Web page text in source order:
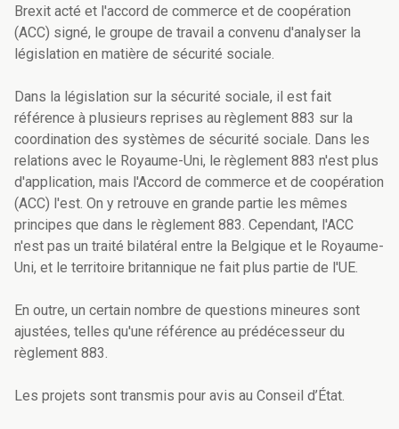
Brexit acté et l'accord de commerce et de coopération
(ACC) signé, le groupe de travail a convenu d'analyser la
législation en matière de sécurité sociale.
Dans la législation sur la sécurité sociale, il est fait
référence à plusieurs reprises au règlement 883 sur la
coordination des systèmes de sécurité sociale. Dans les
relations avec le Royaume-Uni, le règlement 883 n'est plus
d'application, mais l'Accord de commerce et de coopération
(ACC) l'est. On y retrouve en grande partie les mêmes
principes que dans le règlement 883. Cependant, l'ACC
n'est pas un traité bilatéral entre la Belgique et le Royaume-
Uni, et le territoire britannique ne fait plus partie de l'UE.
En outre, un certain nombre de questions mineures sont
ajustées, telles qu'une référence au prédécesseur du
règlement 883.
Les projets sont transmis pour avis au Conseil d’État.